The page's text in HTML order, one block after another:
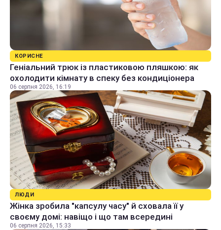
КОРИСНЕ
Геніальний трюк із пластиковою пляшкою: як
охолодити кімнату в спеку без кондиціонера
06 серпня 2026, 16:19
ЛЮДИ
Жінка зробила "капсулу часу" й сховала її у
своєму домі: навіщо і що там всередині
06 серпня 2026, 15:33